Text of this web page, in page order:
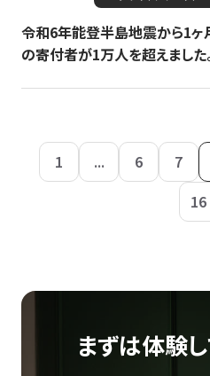
令和6年能登半島地震から1ヶ
の寄付者が1万人を超えました
1 ... 6 7
16
まずは体験し